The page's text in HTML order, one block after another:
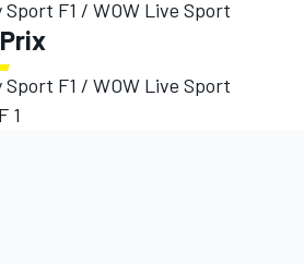
F1 / WOW Live Sport
F1 / WOW Live Sport
1